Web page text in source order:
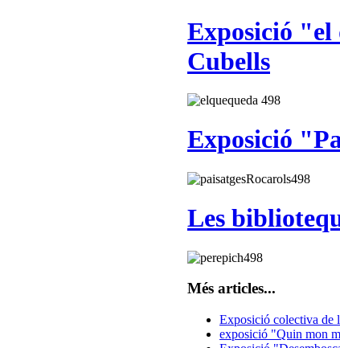
Exposició
Cubells
Exposició
Les
Més articles...
Exposició colectiva de
exposició "Quin mon